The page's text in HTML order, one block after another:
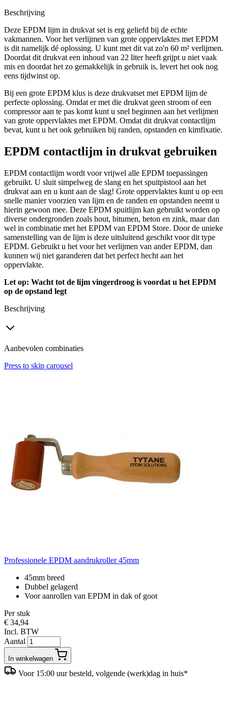
Beschrijving
Deze EPDM lijm in drukvat set is erg geliefd bij de echte
vakmannen. Voor het verlijmen van grote oppervlaktes met EPDM
is dit namelijk dé oplossing. U kunt met dit vat zo'n 60 m² verlijmen.
Doordat dit drukvat een inhoud van 22 liter heeft grijpt u niet vaak
mis en doordat het zo gemakkelijk in gebruik is, levert het ook nog
eens tijdwinst op.
Bij een grote EPDM klus is deze drukvatset met EPDM lijm de
perfecte oplossing. Omdat er met die drukvat geen stroom of een
compressor aan te pas komt kunt u snel beginnen aan het verlijmen
van grote oppervlaktes met EPDM. Omdat dit drukvat contactlijm
bevat, kunt u het ook gebruiken bij randen, opstanden en kimfixatie.
EPDM contactlijm in drukvat gebruiken
EPDM contactlijm wordt voor vrijwel alle EPDM toepassingen
gebruikt. U sluit simpelweg de slang en het spuitpistool aan het
drukvat aan en u kunt aan de slag! Grote oppervlaktes kunt u op een
snelle manier voorzien van lijm en de randen en opstanden neemt u
hierin gewoon mee. Deze EPDM spuitlijm kan gebruikt worden op
diverse ondergronden zoals hout, bitumen, beton en zink, maar dan
wel in combinatie met het EPDM van EPDM Store. Door de unieke
samenstelling van de lijm is deze uitsluitend geschikt voor dit type
EPDM. Gebruikt u het voor het verlijmen van ander EPDM, dan
kunnen wij niet garanderen dat het perfect hecht aan het
oppervlakte.
Let op: Wacht tot de lijm vingerdroog is voordat u het EPDM
op de opstand legt
Beschrijving
Aanbevolen combinaties
Press to skip carousel
Professionele EPDM aandrukroller 45mm
45mm breed
Dubbel gelagerd
Voor aanrollen van EPDM in dak of goot
Per stuk
€ 34,94
Incl. BTW
Aantal
In winkelwagen
Voor 15:00 uur besteld, volgende (werk)dag in huis*